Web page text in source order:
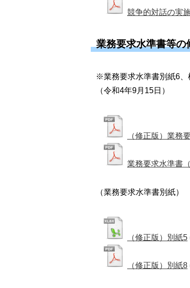
競争的対話の実
業務要求水準書等の
※業務要求水準書別紙6、
（令和4年9月15日）
（修正版）業務
業務要求水準書
（業務要求水準書別紙）
（修正版）別紙5
（修正版）別紙8